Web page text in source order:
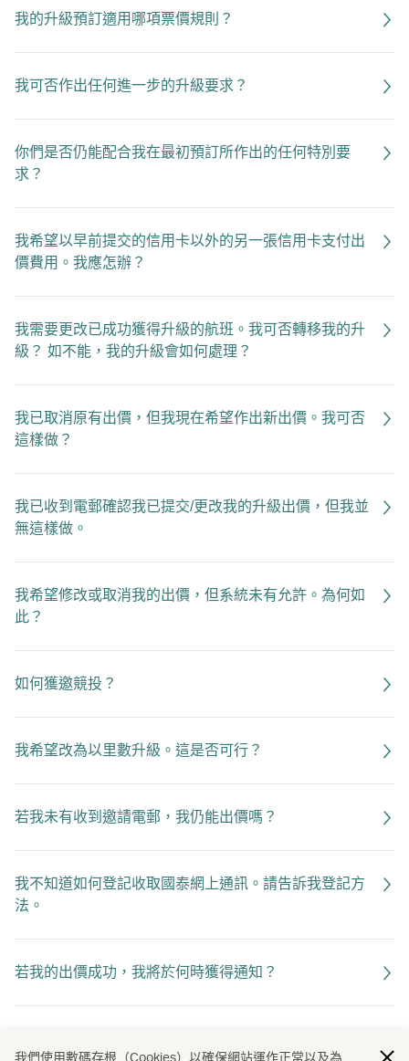
我的升級預訂適用哪項票價規則？
我可否作出任何進一步的升級要求？
你們是否仍能配合我在最初預訂所作出的任何特別要
求？
我希望以早前提交的信用卡以外的另一張信用卡支付出
價費用。我應怎辦？
我需要更改已成功獲得升級的航班。我可否轉移我的升
級？ 如不能，我的升級會如何處理？
我已取消原有出價，但我現在希望作出新出價。我可否
這樣做？
我已收到電郵確認我已提交/更改我的升級出價，但我並
無這樣做。
我希望修改或取消我的出價，但系統未有允許。為何如
此？
如何獲邀競投？
我希望改為以里數升級。這是否可行？
若我未有收到邀請電郵，我仍能出價嗎？
我不知道如何登記收取國泰網上通訊。請告訴我登記方
法。
若我的出價成功，我將於何時獲得通知？
我們使用數碼存根（Cookies）以確保網站運作正常以及為